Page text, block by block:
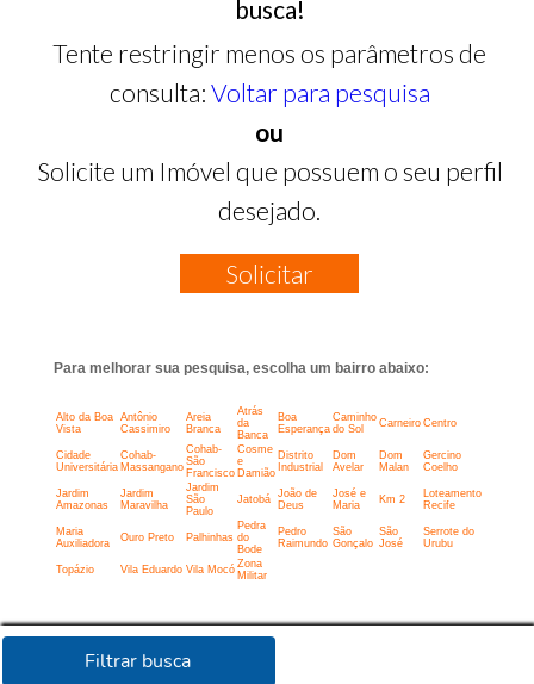
Filtrar busca
busca!
Tente restringir menos os parâmetros de
consulta: Voltar para pesquisa
ou
Solicite um Imóvel que possuem o seu perfil
desejado.
Solicitar
Para melhorar sua pesquisa, escolha um bairro abaixo:
Alto da Boa
Vista
Antônio
Cassimiro
Areia
Branca
Atrás
da
Banca
Boa
Esperança
Caminho
do Sol
Carneiro Centro
Cidade
Universitária
Cohab-
Massangano
Cohab-
São
Francisco
Cosme
e
Damião
Distrito
Industrial
Dom
Avelar
Dom
Malan
Gercino
Coelho
Jardim
Amazonas
Jardim
Maravilha
Jardim
São
Paulo
Jatobá
João de
Deus
José e
Maria
Km 2
Loteamento
Recife
Maria
Auxiliadora
Ouro Preto Palhinhas
Pedra
do
Bode
Pedro
Raimundo
São
Gonçalo
São
José
Serrote do
Urubu
Topázio Vila Eduardo Vila Mocó Zona
Militar